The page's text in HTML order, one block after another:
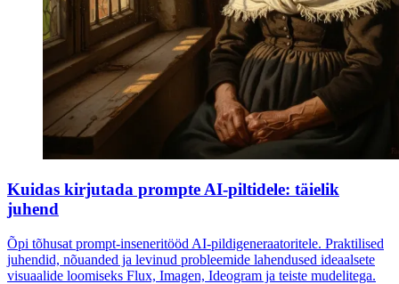
Kuidas kirjutada prompte AI-piltidele: täielik
juhend
Õpi tõhusat prompt-inseneritööd AI-pildigeneraatoritele. Praktilised
juhendid, nõuanded ja levinud probleemide lahendused ideaalsete
visuaalide loomiseks Flux, Imagen, Ideogram ja teiste mudelitega.